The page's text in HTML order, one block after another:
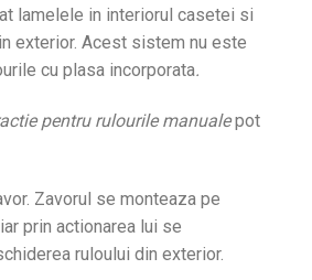
lamelele in interiorul casetei si
exterior. Acest sistem nu este
cu plasa incorporata.
pentru rulourile manualepot
Zavorul se monteaza pe
prin actionarea lui se
ruloului din exterior.